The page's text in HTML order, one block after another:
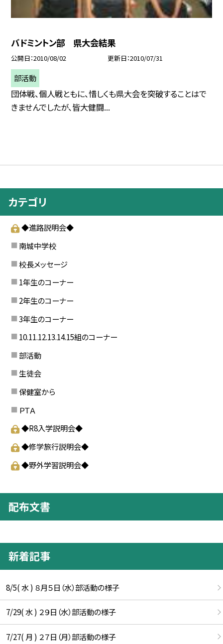
バドミントン部 県大会結果
公開日 2010/08/02 更新日 2010/07/31
部活動
団体戦、個人戦ともに、惜しくも県大会を突破することはで
きませんでしたが、皆大健闘...
カテゴリ
◆進路説明会◆
南城中学校
校長メッセージ
1年生のコーナー
2年生のコーナー
3年生のコーナー
10.11.12.13.14.15組のコーナー
部活動
生徒会
保健室から
ＰＴＡ
◆R8入学説明会◆
◆修学旅行説明会◆
◆野外学習説明会◆
配布文書
新着記事
8/5( 水 ) ８月５日（水）部活動の様子
7/29( 水 ) ２９日（水）部活動の様子
7/27( 月 ) ２７日（月）部活動の様子